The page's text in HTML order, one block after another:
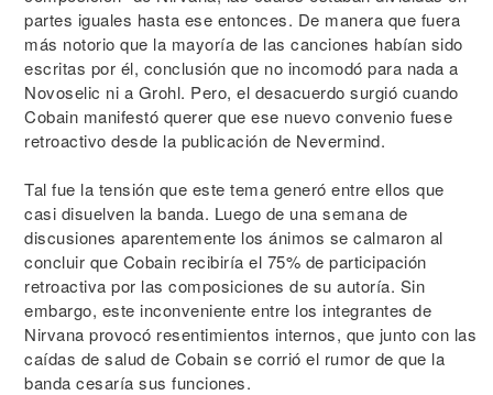
partes iguales hasta ese entonces. De manera que fuera
más notorio que la mayoría de las canciones habían sido
escritas por él, conclusión que no incomodó para nada a
Novoselic ni a Grohl. Pero, el desacuerdo surgió cuando
Cobain manifestó querer que ese nuevo convenio fuese
retroactivo desde la publicación de Nevermind.
Tal fue la tensión que este tema generó entre ellos que
casi disuelven la banda. Luego de una semana de
discusiones aparentemente los ánimos se calmaron al
concluir que Cobain recibiría el 75% de participación
retroactiva por las composiciones de su autoría. Sin
embargo, este inconveniente entre los integrantes de
Nirvana provocó resentimientos internos, que junto con las
caídas de salud de Cobain se corrió el rumor de que la
banda cesaría sus funciones.